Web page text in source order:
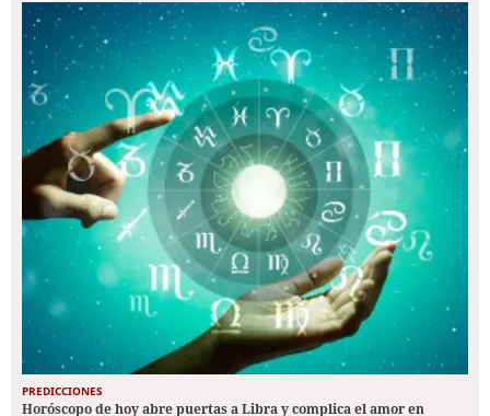
PREDICCIONES
Horóscopo de hoy abre puertas a Libra y complica el amor en